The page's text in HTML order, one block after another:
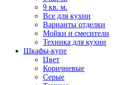
9 кв. м.
Все для кухни
Варианты отделки
Мойки и смесители
Техника для кухни
Шкафы-купе
Цвет
Коричневые
Серые